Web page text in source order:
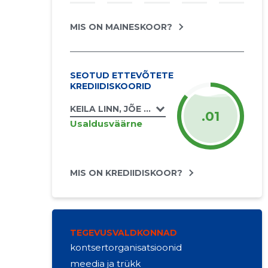
MIS ON MAINESKOOR?
SEOTUD ETTEVÕTETE
KREDIIDISKOORID
KEILA LINN, JÕE TN 58 KORTERIÜHISTU
Usaldusväärne .01
MIS ON KREDIIDISKOOR?
TEGEVUSVALDKONNAD
kontsertorganisatsioonid
meedia ja trükk